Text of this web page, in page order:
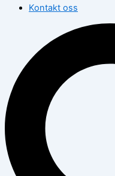
Kontakt oss